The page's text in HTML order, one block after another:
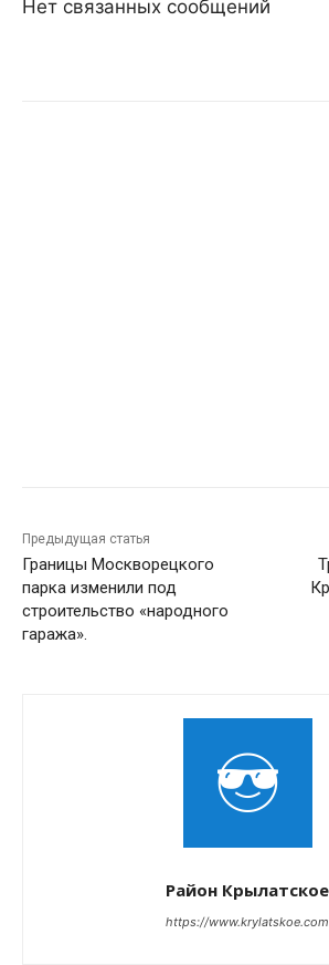
Нет связанных сообщений
Предыдущая статья
Границы Москворецкого
парка изменили под
строительство «народного
гаража».
Район Крылатское
https://www.krylatskoe.com